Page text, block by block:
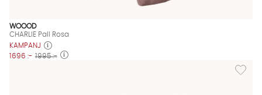
WOOOD
CHARLIE Pall Rosa
KAMPANJ
1696 :- 1995 :-
Lägg